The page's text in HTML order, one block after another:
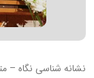
نشانه شناسی نگاه –